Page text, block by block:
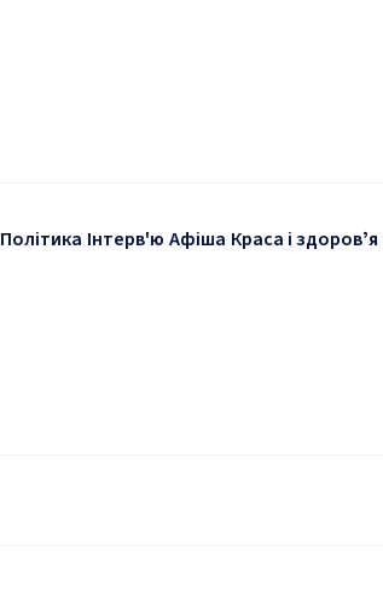
Політика Інтерв'ю Афіша Краса і здоровʼя